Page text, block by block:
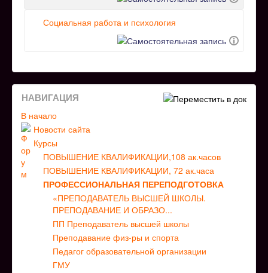
Социальная работа и психология
НАВИГАЦИЯ
В начало
Новости сайта
Курсы
ПОВЫШЕНИЕ КВАЛИФИКАЦИИ,108 ак.часов
ПОВЫШЕНИЕ КВАЛИФИКАЦИИ, 72 ак.часа
ПРОФЕССИОНАЛЬНАЯ ПЕРЕПОДГОТОВКА
«ПРЕПОДАВАТЕЛЬ ВЫСШЕЙ ШКОЛЫ.
ПРЕПОДАВАНИЕ И ОБРАЗО...
ПП Преподаватель высшей школы
Преподавание физ-ры и спорта
Педагог образовательной организации
ГМУ